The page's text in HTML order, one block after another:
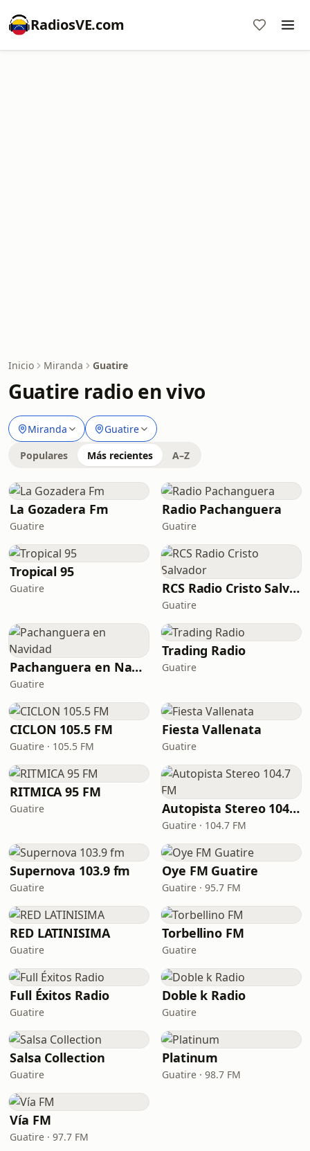
RadiosVE.com
Inicio Miranda Guatire
Guatire radio en vivo
Miranda Guatire
Populares Más recientes A–Z
La Gozadera Fm
Guatire
Radio Pachanguera
Guatire
Tropical 95
Guatire RCS Radio Cristo Salvador
Guatire
Pachanguera en Navidad
Guatire
Trading Radio
Guatire
CICLON 105.5 FM
Guatire · 105.5 FM
Fiesta Vallenata
Guatire
RITMICA 95 FM
Guatire Autopista Stereo 104.7 FM
Guatire · 104.7 FM
Supernova 103.9 fm
Guatire
Oye FM Guatire
Guatire · 95.7 FM
RED LATINISIMA
Guatire
Torbellino FM
Guatire
Full Éxitos Radio
Guatire
Doble k Radio
Guatire
Salsa Collection
Guatire
Platinum
Guatire · 98.7 FM
Vía FM
Guatire · 97.7 FM